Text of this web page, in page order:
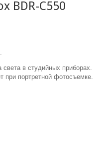
BDR-C550
в студийных приборах.
при портретной фотосъемке.